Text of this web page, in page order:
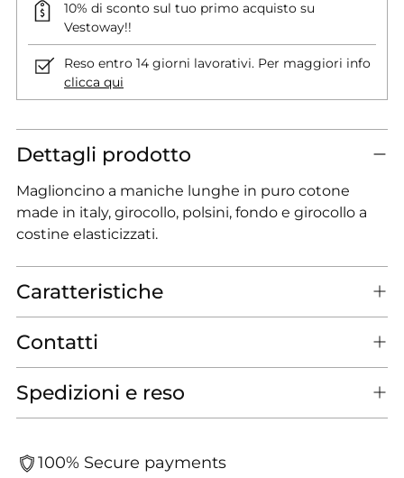
10% di sconto sul tuo primo acquisto su
Vestoway!!
Reso entro 14 giorni lavorativi. Per maggiori info
clicca qui
Dettagli prodotto
Maglioncino a maniche lunghe in puro cotone
made in italy, girocollo, polsini, fondo e girocollo a
costine elasticizzati.
Caratteristiche
Contatti
Spedizioni e reso
100% Secure payments